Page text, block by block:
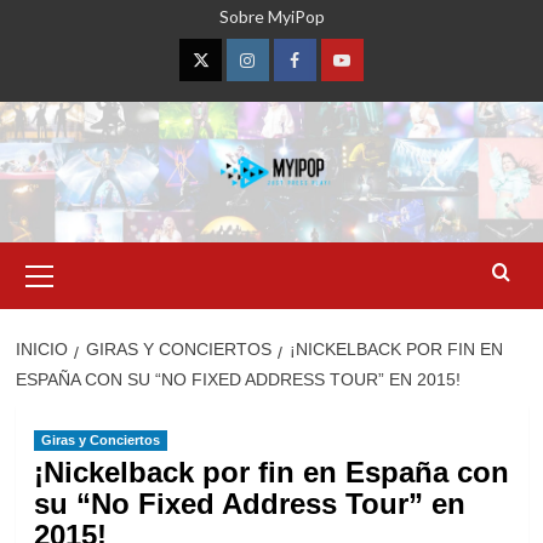
Sobre MyiPop
TwitterInstagramFacebookYouTube
primario
INICIO GIRAS Y CONCIERTOS
¡NICKELBACK POR FIN EN
ESPAÑA CON SU “NO FIXED ADDRESS TOUR” EN 2015!
Giras y Conciertos
¡Nickelback por fin en España con
su “No Fixed Address Tour” en
2015!